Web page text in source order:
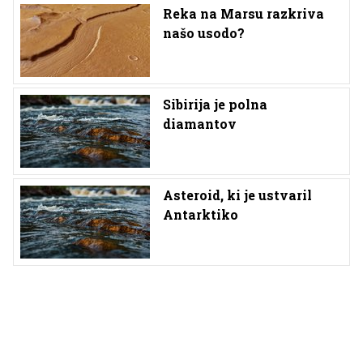
Reka na Marsu razkriva
našo usodo?
Sibirija je polna
diamantov
Asteroid, ki je ustvaril
Antarktiko